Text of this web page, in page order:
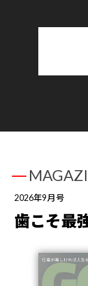
2026年9月号
歯こそ最